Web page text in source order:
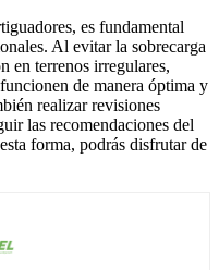
es fundamental
Al evitar la sobrecarga
en terrenos irregulares,
de manera óptima y
realizar revisiones
las recomendaciones del
forma, podrás disfrutar de